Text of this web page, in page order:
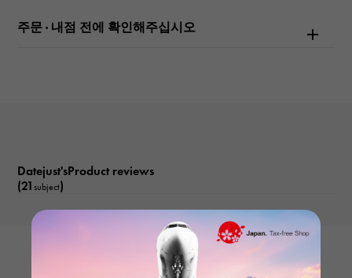
상
주문 · 내점 전에 확인해주십시오
Datejust'sProduct reviews
(21 subject)